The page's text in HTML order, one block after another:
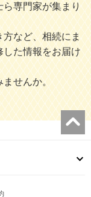
ら専門家が集まり
方など、相続にま
した情報をお届け
ませんか。